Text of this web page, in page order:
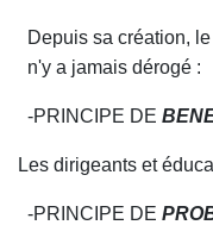
Depuis sa création,
n'y a jamais dérogé :
-PRINCIPE DE
Les dirigeants et
-PRINCIPE DE